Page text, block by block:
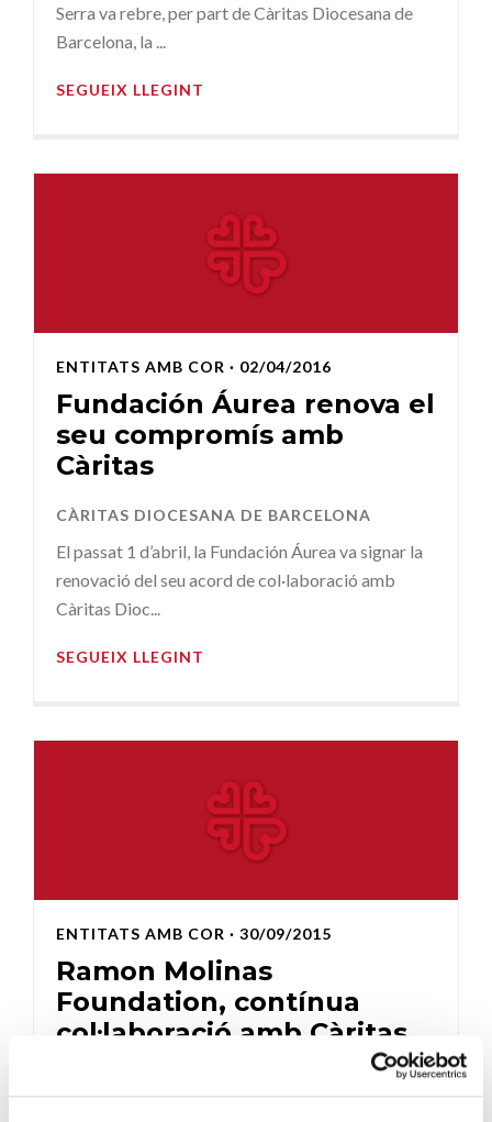
Serra va rebre, per part de Càritas Diocesana de
Barcelona, la ...
SEGUEIX LLEGINT
ENTITATS AMB COR · 02/04/2016
Fundación Áurea renova el
seu compromís amb
Càritas
CÀRITAS DIOCESANA DE BARCELONA
El passat 1 d’abril, la Fundación Áurea va signar la
renovació del seu acord de col·laboració amb
Càritas Dioc...
SEGUEIX LLEGINT
ENTITATS AMB COR · 30/09/2015
Ramon Molinas
Foundation, contínua
col·laboració amb Càritas